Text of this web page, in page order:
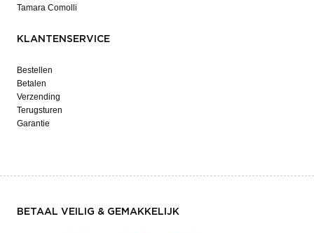
Tamara Comolli
KLANTENSERVICE
Bestellen
Betalen
Verzending
Terugsturen
Garantie
BETAAL VEILIG & GEMAKKELIJK